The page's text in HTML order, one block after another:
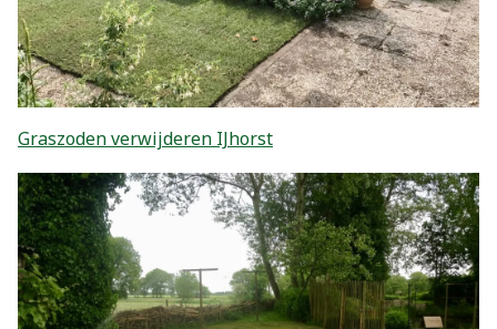
Graszoden verwijderen IJhorst